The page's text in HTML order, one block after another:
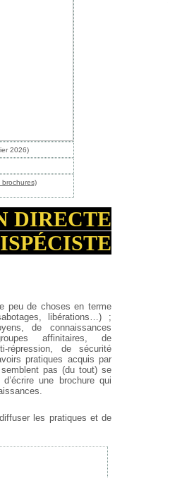
2026)
brochures)
DIRECTE
peu de choses en terme
libérations…) ;
de connaissances
affinitaires, de
répression, de sécurité
pratiques acquis par
pas (du tout) se
une brochure qui
les pratiques et de